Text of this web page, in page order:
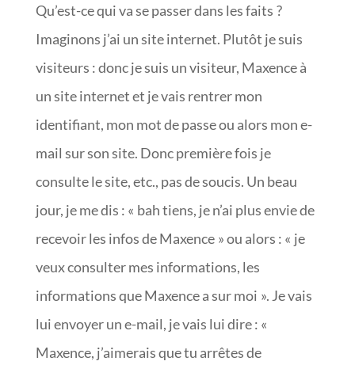
Qu’est-ce qui va se passer dans les faits ?
Imaginons j’ai un site internet. Plutôt je suis
visiteurs : donc je suis un visiteur, Maxence à
un site internet et je vais rentrer mon
identifiant, mon mot de passe ou alors mon e-
mail sur son site. Donc première fois je
consulte le site, etc., pas de soucis. Un beau
jour, je me dis : « bah tiens, je n’ai plus envie de
recevoir les infos de Maxence » ou alors : « je
veux consulter mes informations, les
informations que Maxence a sur moi ». Je vais
lui envoyer un e-mail, je vais lui dire : «
Maxence, j’aimerais que tu arrêtes de